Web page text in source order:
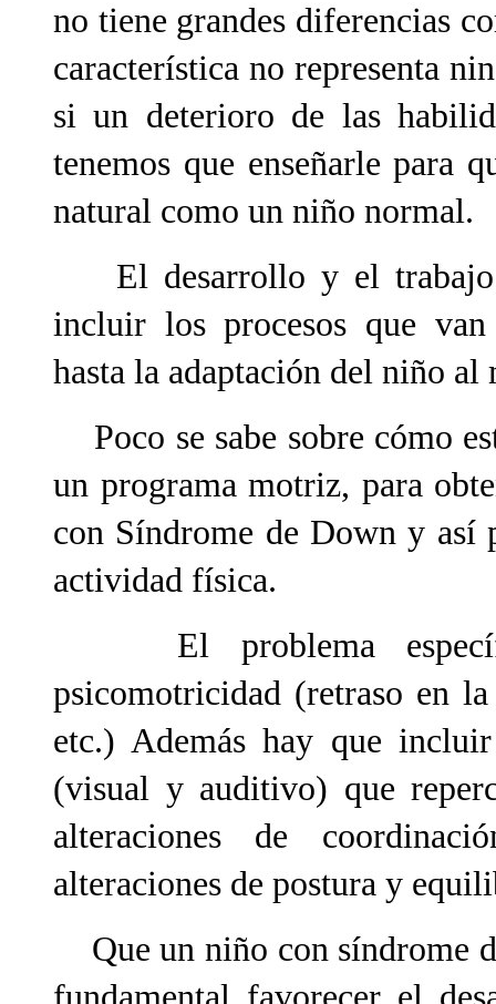
no tiene grandes diferencias
característica no representa
si un deterioro de las
tenemos que enseñarle para
natural como un niño normal.
El desarrollo y el trabajo
incluir los procesos que
hasta la adaptación del niño al
Poco se sabe sobre cómo
un programa motriz, para
con Síndrome de Down y así
actividad física.
El problema
psicomotricidad (retraso en
etc.) Además hay que
(visual y auditivo) que
alteraciones de
alteraciones de postura y
Que un niño con síndrome